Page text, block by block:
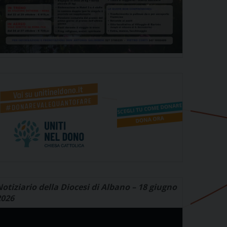
della Diocesi di Albano – 18 giugno